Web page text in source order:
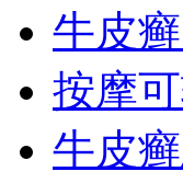
牛皮
按摩
牛皮